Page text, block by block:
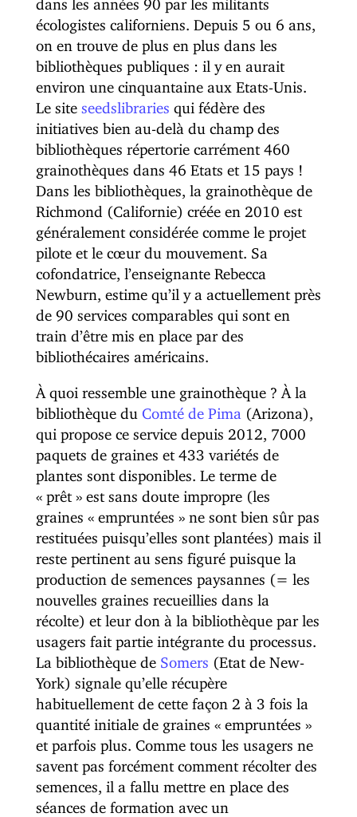
écologistes californiens. Depuis 5 ou 6 ans,
on en trouve de plus en plus dans les
bibliothèques publiques : il y en aurait
environ une cinquantaine aux Etats-Unis.
Le site seedslibraries qui fédère des
initiatives bien au-delà du champ des
bibliothèques répertorie carrément 460
grainothèques dans 46 Etats et 15 pays !
Dans les bibliothèques, la grainothèque de
Richmond (Californie) créée en 2010 est
généralement considérée comme le projet
pilote et le cœur du mouvement. Sa
cofondatrice, l’enseignante Rebecca
Newburn, estime qu’il y a actuellement près
de 90 services comparables qui sont en
train d’être mis en place par des
bibliothécaires américains.
À quoi ressemble une grainothèque ? À la
bibliothèque du Comté de Pima (Arizona),
qui propose ce service depuis 2012, 7000
paquets de graines et 433 variétés de
plantes sont disponibles. Le terme de
« prêt » est sans doute impropre (les
graines « empruntées » ne sont bien sûr pas
restituées puisqu’elles sont plantées) mais il
reste pertinent au sens figuré puisque la
production de semences paysannes (= les
nouvelles graines recueillies dans la
récolte) et leur don à la bibliothèque par les
usagers fait partie intégrante du processus.
La bibliothèque de Somers (Etat de New-
York) signale qu’elle récupère
habituellement de cette façon 2 à 3 fois la
quantité initiale de graines « empruntées »
et parfois plus. Comme tous les usagers ne
savent pas forcément comment récolter des
semences, il a fallu mettre en place des
séances de formation avec un